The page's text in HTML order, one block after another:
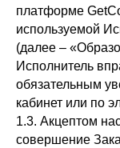
платформе
используемой
(далее –
Исполнитель
обязательным
кабинет или по
1.3. Акцептом
совершение